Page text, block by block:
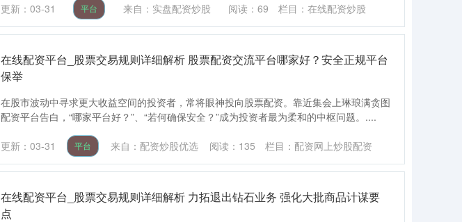
更新：03-31
平台 来自：实盘配资炒股 阅读： 69 栏目： 在线配资炒股
在线配资平台_股票交易规则详细解析 股票配资交流平台哪家好？安全正规平台
保举
在股市波动中寻求更大收益空间的投资者，常将眼神投向股票配资。靠近集会上琳琅满贪图
配资平台告白，“哪家平台好？”、“若何确保安全？”成为投资者最为柔和的中枢问题。....
更新：03-31 平台 来自：配资炒股优选 阅读： 135 栏目： 配资网上炒股配资
在线配资平台_股票交易规则详细解析 力拓退出钻石业务 强化大批商品计谋要
点